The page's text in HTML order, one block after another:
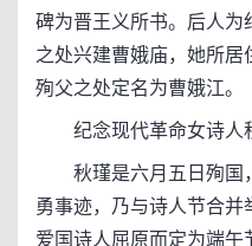
碑为晋王义所书。后人为
之处兴建曹娥庙，她所
殉父之处定名为曹娥江。
纪念现代革命女诗人
秋瑾是六月五日殉国
勇事迹，乃与诗人节合
爱国诗人屈原而定为端午